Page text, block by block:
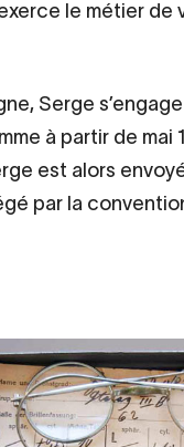
le métier de
Serge
à partir de mai
est alors
par la